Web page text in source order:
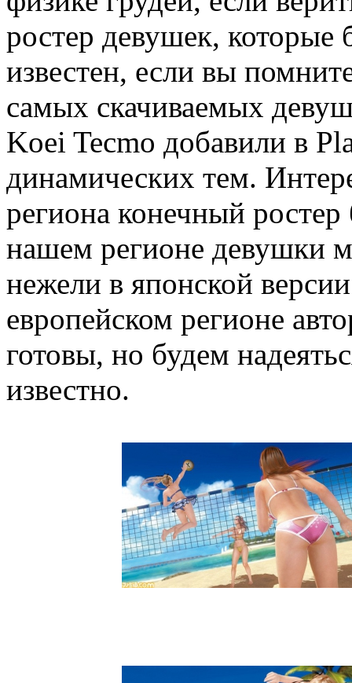
ростер девушек, которые
известен, если вы
самых скачиваемых
Koei Tecmo добавили в
динамических тем.
региона конечный ростер
нашем регионе девушки
нежели в японской
европейском регионе
готовы, но будем
известно.